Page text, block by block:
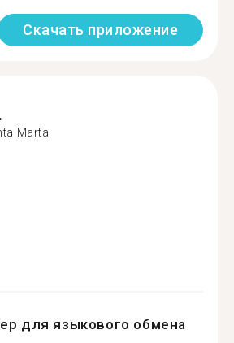
Скачать приложение
Marta
для языкового обмена